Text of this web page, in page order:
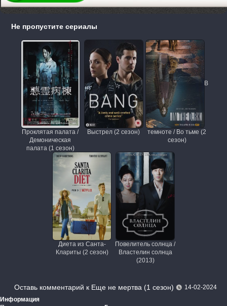
Не пропустите сериалы
Проклятая палата /
Демоническая
палата (1 сезон)
Выстрел (2 сезон)
В
темноте / Во тьме (2
сезон)
Диета из Санта-
Клариты (2 сезон)
Повелитель солнца /
Властелин солнца
(2013)
Оставь комментарий к Еще не мертва (1 сезон)
14-02-2024
Информация